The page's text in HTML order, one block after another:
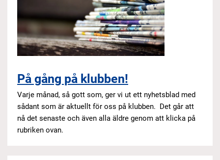
På gång på klubben!
Varje månad, så gott som, ger vi ut ett nyhetsblad med
sådant som är aktuellt för oss på klubben. Det går att
nå det senaste och även alla äldre genom att klicka på
rubriken ovan.